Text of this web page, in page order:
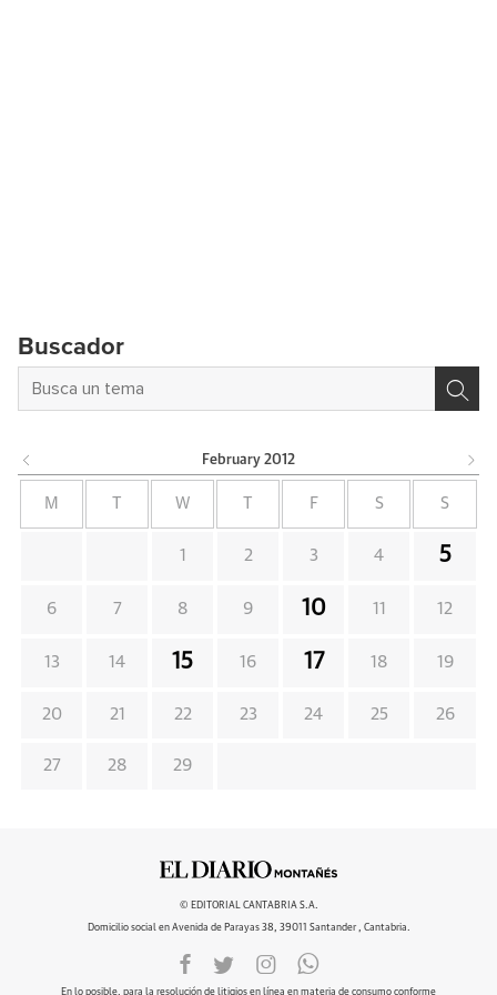
Buscador
February 2012
M W F S S
1 2 3 4 5
6 7 8 9 10 11 12
13 14 15 16 17 18 19
20 21 22 23 24 25 26
27 28 29
© EDITORIAL CANTABRIA S.A.
Domicilio social en Avenida de Parayas 38, 39011 Santander , Cantabria.
En lo posible, para la resolución de litigios en línea en materia de consumo conforme